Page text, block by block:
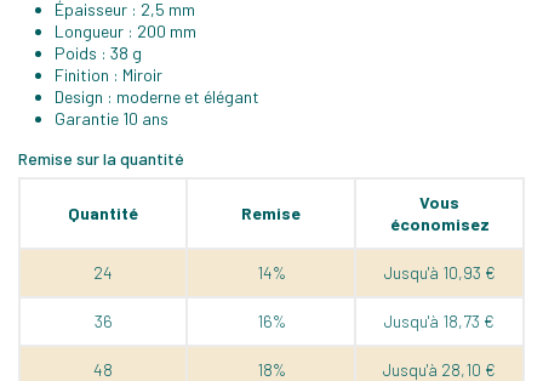
Épaisseur : 2,5 mm
Longueur : 200 mm
Poids : 38 g
Finition : Miroir
Design : moderne et élégant
Garantie 10 ans
Remise sur la quantité
Quantité Remise
Vous
économisez
24 14% Jusqu'à 10,93 €
36 16% Jusqu'à 18,73 €
48 18% Jusqu'à 28,10 €